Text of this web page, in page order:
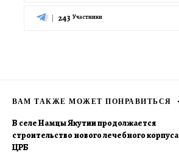
243 Участники
ВАМ ТАКЖЕ МОЖЕТ ПОНРАВИТЬСЯ
В селе Намцы Якутии продолжается
строительство нового лечебного корпуса
ЦРБ